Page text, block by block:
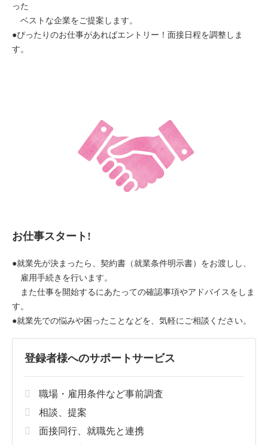
った
ベストな企業をご提案します。
●ぴったりのお仕事があればエントリー！面接日程を調整しま
す。
お仕事スタート!
●就業先が決まったら、契約書（就業条件明示書）をお渡しし、
雇用手続きを行います。
また仕事を開始するにあたっての確認事項やアドバイスをしま
す。
●就業先での悩みや困ったことなどを、気軽にご相談ください。
登録者様へのサポートサービス
職場・雇用条件など事前調査
相談、提案
面接同行、就職先と連携